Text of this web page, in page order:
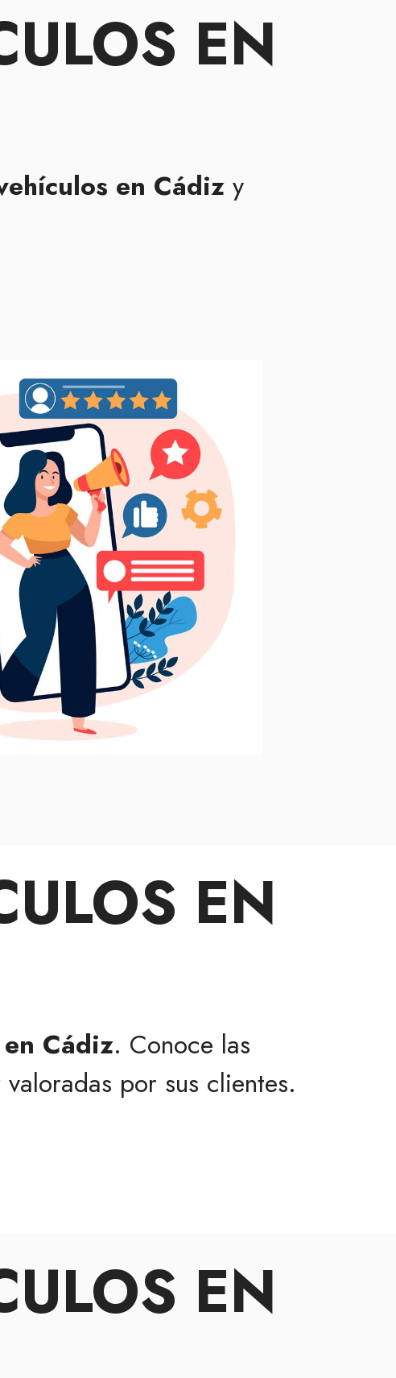
EN
en Cádizy
EN
Cádiz. Conoce las
por sus clientes.
EN